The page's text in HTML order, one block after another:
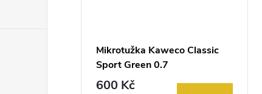
Mikrotužka Kaweco Classic
Sport Green 0.7
600 Kč